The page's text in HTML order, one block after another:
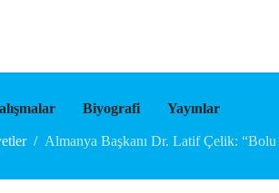
Biyografi Yayınlar
Almanya Başkanı Dr. Latif Çelik: “Bolu